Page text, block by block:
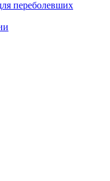
переболевших